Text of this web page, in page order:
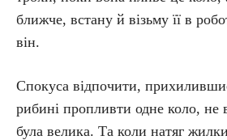
ближче, встану й візьму її в
він.
Спокуса відпочити,
рибині пропливти одне коло, не
була велика. Та коли натяг